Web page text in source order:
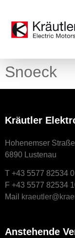
Snoeck
Kräutler
Hohenemser
6890 Lustenau
T +43 5577 82534 0
F +43 5577 82534
Mail
Anstehende